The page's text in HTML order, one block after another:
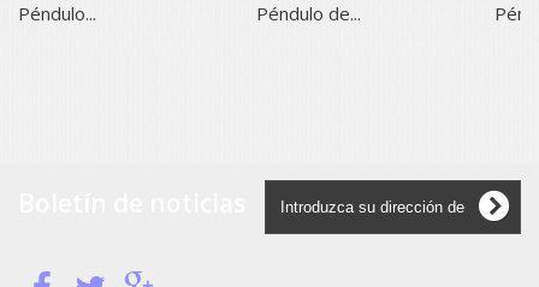
Péndulo... Péndulo de...